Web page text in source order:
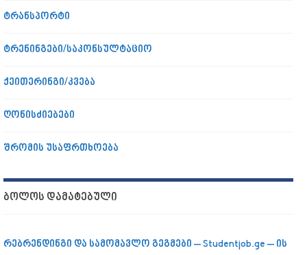
ტრანსპორტი
ტრენინგები/საკონსულტაციო
ქეითერინგი/კვება
ღონისძიებები
შრომის უსაფრთხოება
ᲑᲝᲚᲝᲡ ᲓᲐᲛᲐᲢᲔᲑᲣᲚᲘ
რებრენდინგი და სამომავლო გეგმები – Studentjob.ge – ის